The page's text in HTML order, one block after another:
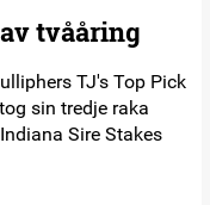
tvååring
TJ's Top Pick
sin tredje raka
Sire Stakes